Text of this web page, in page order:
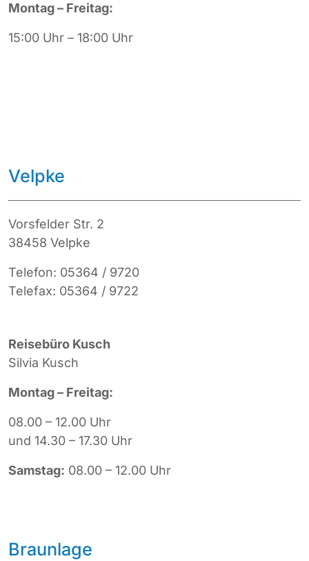
Montag – Freitag:
15:00 Uhr – 18:00 Uhr
Velpke
Vorsfelder Str. 2
38458 Velpke
Telefon: 05364 / 9720
Telefax: 05364 / 9722
Reisebüro Kusch
Silvia Kusch
Montag – Freitag:
08.00 – 12.00 Uhr
und 14.30 – 17.30 Uhr
Samstag: 08.00 – 12.00 Uhr
Braunlage